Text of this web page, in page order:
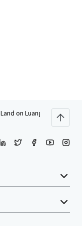
Land on Luang Phaeng